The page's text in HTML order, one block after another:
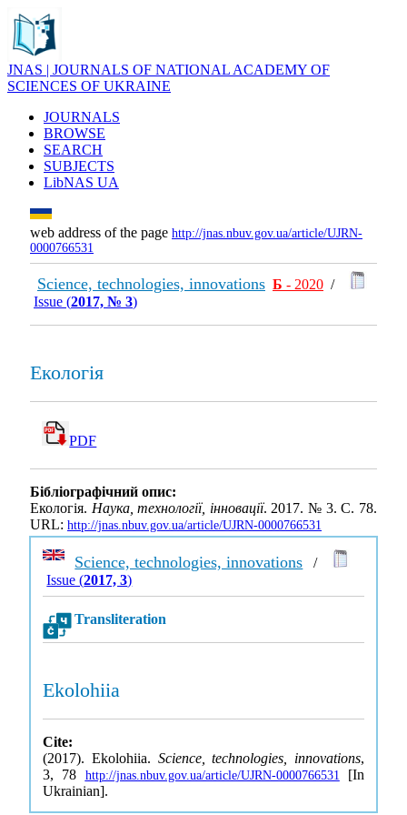
JNAS | JOURNALS OF NATIONAL ACADEMY OF
SCIENCES OF UKRAINE
JOURNALS
BROWSE
SEARCH
SUBJECTS
LibNAS UA
web address of the page http://jnas.nbuv.gov.ua/article/UJRN-
0000766531
Science, technologies, innovations Б - 2020 /
Issue (2017, № 3)
Екологія
PDF
Бібліографічний опис:
Екологія. Наука, технології, інновації. 2017. № 3. С. 78.
URL: http://jnas.nbuv.gov.ua/article/UJRN-0000766531
Science, technologies, innovations /
Issue (2017, 3)
Transliteration
Ekolohiia
Cite:
(2017). Ekolohiia. Science, technologies, innovations,
3, 78 http://jnas.nbuv.gov.ua/article/UJRN-0000766531
[In
Ukrainian].